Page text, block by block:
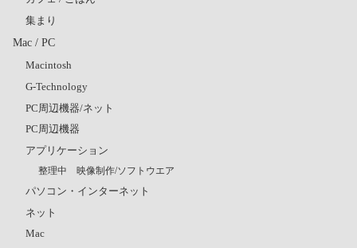
集まり
Mac / PC
Macintosh
G-Technology
PC周辺機器/ネット
PC周辺機器
アプリケーション
整理中 映像制作/ソフトウエア
パソコン・インターネット
ネット
Mac